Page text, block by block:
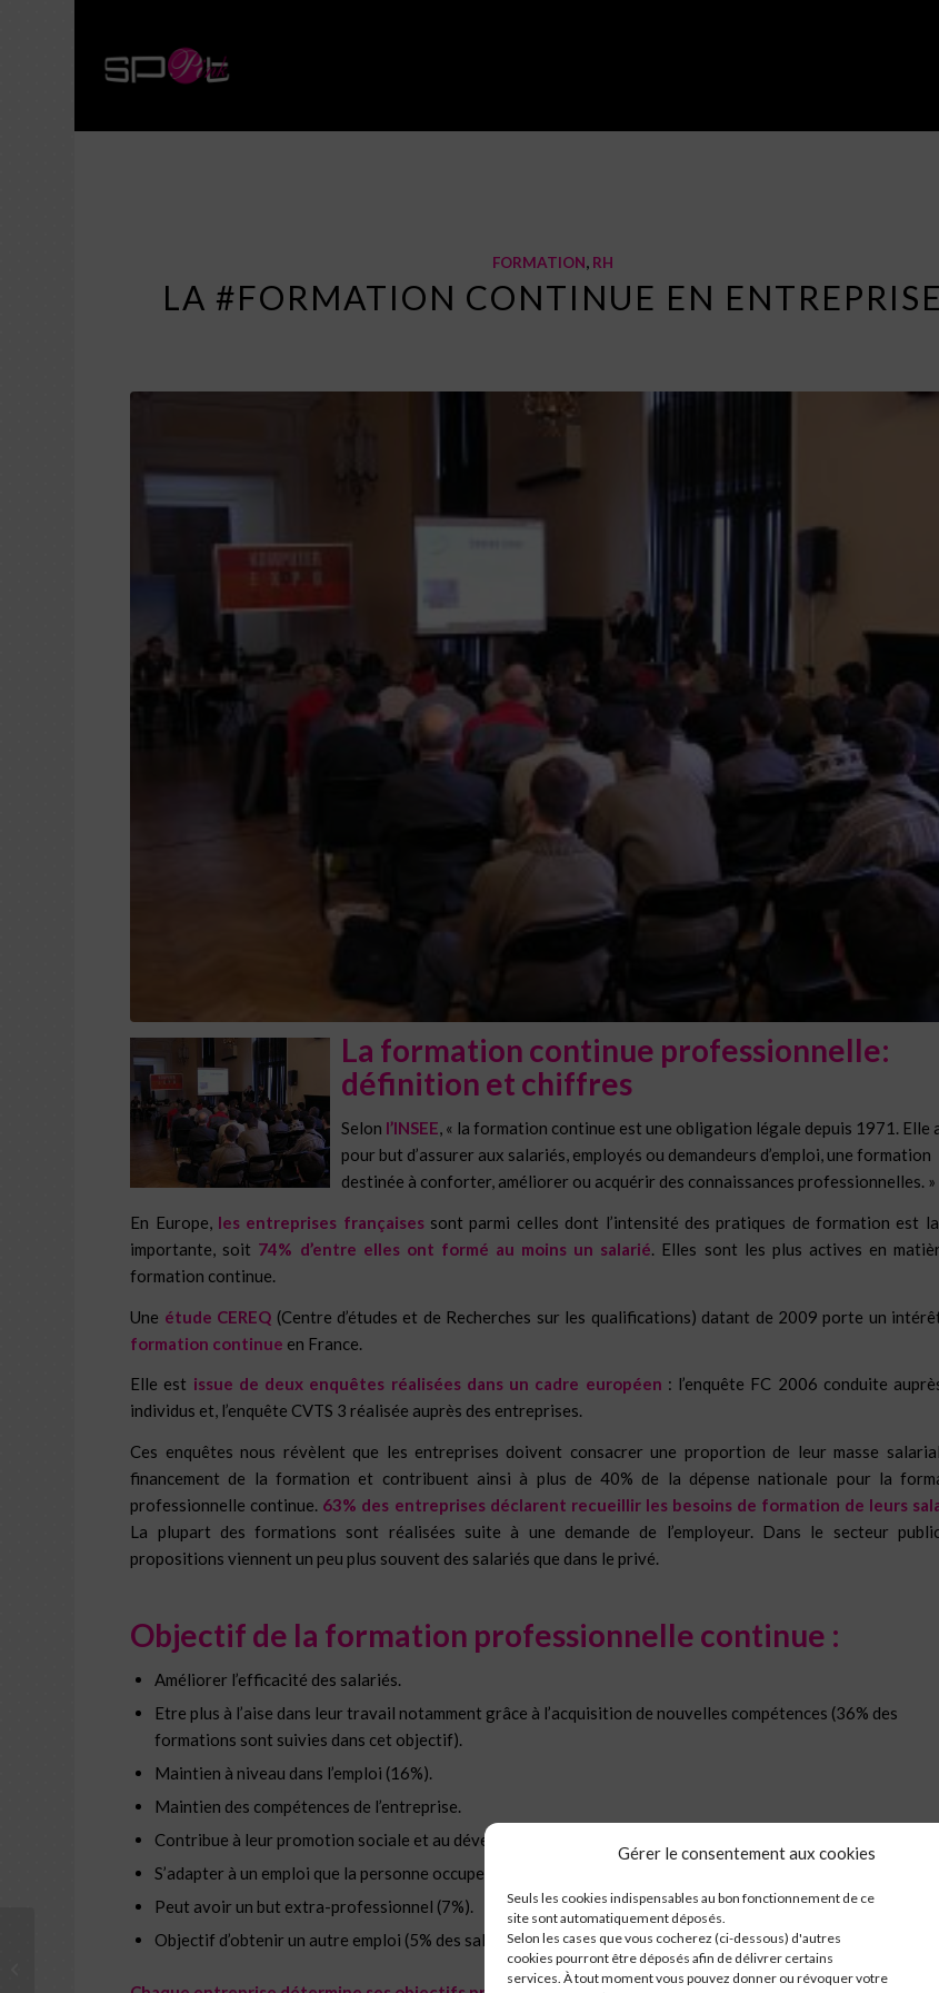
Gérer le consentement aux cookies
Seuls les cookies indispensables au bon fonctionnement de ce
site sont automatiquement déposés.
Selon les cases que vous cocherez (ci-dessous) d'autres
cookies pourront être déposés afin de délivrer certains
services. À tout moment vous pouvez donner ou révoquer votre
FORMATION, RH
LA #FORMATION CONTINUE EN ENTREPRISE
La formation continue professionnelle:
définition et chiffres
Selon l’INSEE, « la formation continue est une obligation légale depuis 1971. Elle
pour but d’assurer aux salariés, employés ou demandeurs d’emploi, une formation
destinée à conforter, améliorer ou acquérir des connaissances professionnelles. »
En Europe, les entreprises françaises sont parmi celles dont l’intensité des pratiques de formation est
importante, soit 74% d’entre elles ont formé au moins un salarié. Elles sont les plus actives en
formation continue.
Une étude CEREQ (Centre d’études et de Recherches sur les qualifications) datant de 2009 porte un
formation continue en France.
Elle est issue de deux enquêtes réalisées dans un cadre européen : l’enquête FC 2006 conduite
individus et, l’enquête CVTS 3 réalisée auprès des entreprises.
Ces enquêtes nous révèlent que les entreprises doivent consacrer une proportion de leur masse
financement de la formation et contribuent ainsi à plus de 40% de la dépense nationale pour la
professionnelle continue. 63% des entreprises déclarent recueillir les besoins de formation de leurs
La plupart des formations sont réalisées suite à une demande de l’employeur. Dans le secteur
propositions viennent un peu plus souvent des salariés que dans le privé.
Objectif de la formation professionnelle continue :
Améliorer l’efficacité des salariés.
Etre plus à l’aise dans leur travail notamment grâce à l’acquisition de nouvelles compétences (36% des
formations sont suivies dans cet objectif).
Maintien à niveau dans l’emploi (16%).
Maintien des compétences de l’entreprise.
Contribue à leur promotion sociale et au développement économique et culturel.
S’adapter à un emploi que la personne occupe depuis peu de temps (8%).
Peut avoir un but extra-professionnel (7%).
Objectif d’obtenir un autre emploi (5% des salariés).
Réussir sa stratégie de